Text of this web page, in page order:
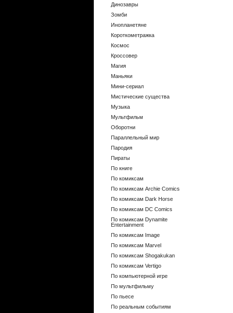
Динозавры
Зомби
Инопланетяне
Короткометражка
Космос
Кроссовер
Магия
Маньяки
Мини-сериал
Мистические существа
Музыка
Мультфильм
Оборотни
Параллельный мир
Пародия
Пираты
По книге
По комиксам
По комиксам Archie Comics
По комиксам Dark Horse
По комиксам DC Comics
По комиксам Dynamite
Entertainment
По комиксам Image
По комиксам Marvel
По комиксам Shogakukan
По комиксам Vertigo
По компьютерной игре
По мультфильму
По пьесе
По реальным событиям